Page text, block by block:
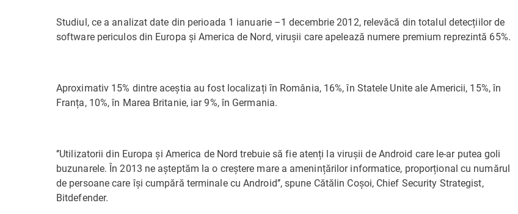
Studiul, ce a analizat date din perioada 1 ianuarie –1 decembrie 2012, relevăcă din totalul detecțiilor de
software periculos din Europa și America de Nord, virușii care apelează numere premium reprezintă 65%.
Aproximativ 15% dintre aceștia au fost localizați în România, 16%, în Statele Unite ale Americii, 15%, în
Franța, 10%, în Marea Britanie, iar 9%, în Germania.
’’Utilizatorii din Europa și America de Nord trebuie să fie atenți la virușii de Android care le-ar putea goli
buzunarele. În 2013 ne așteptăm la o creștere mare a amenințărilor informatice, proporțional cu numărul
de persoane care își cumpără terminale cu Android’’, spune Cătălin Coșoi, Chief Security Strategist,
Bitdefender.